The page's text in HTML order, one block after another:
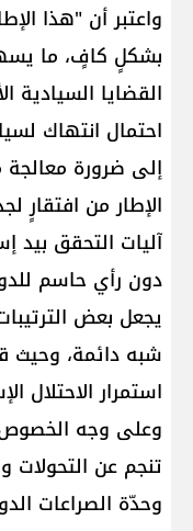
واعتبر أن "هذا
بشكلٍ كافٍ، ما
القضايا السيادية
احتمال انتهاك
إلى ضرورة
الإطار من افتقارٍ
آليات التحقق بيد
دون رأي حاسم
يجعل بعض
شبه دائمة، وحيث
استمرار الاحتلال
وعلى وجه
تنجم عن التحولات
وحدّة الصراعات